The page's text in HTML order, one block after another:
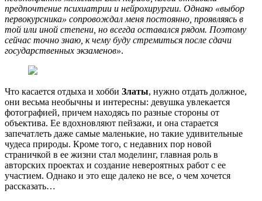
предпочтение психиатрии и нейрохирургии. Однако «выбор
первокурсника» сопровождал меня постоянно, проявляясь в
той или иной степени, но всегда оставался рядом. Поэтому
сейчас точно знаю, к чему буду стремиться после сдачи
государственных экзаменов».
Что касается отдыха и хобби Златы, нужно отдать должное,
они весьма необычны и интересны: девушка увлекается
фотографией, причем находясь по разные стороны от
объектива. Ее вдохновляют пейзажи, и она старается
запечатлеть даже самые маленькие, но такие удивительные
чудеса природы. Кроме того, с недавних пор новой
страничкой в ее жизни стал моделинг, главная роль в
авторских проектах и создание невероятных работ с ее
участием. Однако и это еще далеко не все, о чем хочется
рассказать…